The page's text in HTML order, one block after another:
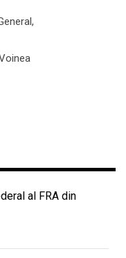
Diță
al FRA din